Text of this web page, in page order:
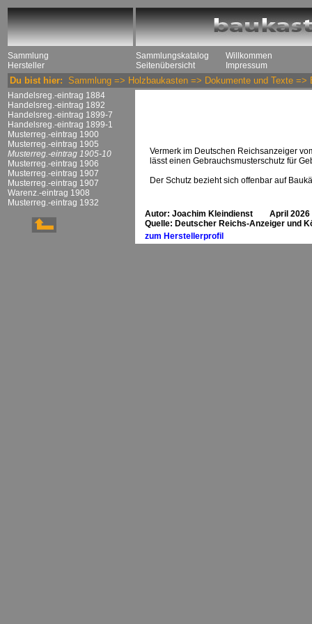
Sammlung
Hersteller
Sammlungskatalog
Seitenübersicht
Willkommen
Impressum
Du bist hier: Sammlung => Holzbaukasten => Dokumente und Texte =>
Handelsreg.-eintrag 1884
Handelsreg.-eintrag 1892
Handelsreg.-eintrag 1899-7
Handelsreg.-eintrag 1899-1
Musterreg.-eintrag 1900
Musterreg.-eintrag 1905
Musterreg.-eintrag 1905-10
Musterreg.-eintrag 1906
Musterreg.-eintrag 1907
Musterreg.-eintrag 1907
Warenz.-eintrag 1908
Musterreg.-eintrag 1932
Vermerk im Deutschen Reichsanzeiger
lässt einen Gebrauchsmusterschutz für
Der Schutz bezieht sich offenbar auf
Autor: Joachim Kleindienst April 2026
Quelle: Deutscher Reichs-Anzeiger und
zum Herstellerprofil